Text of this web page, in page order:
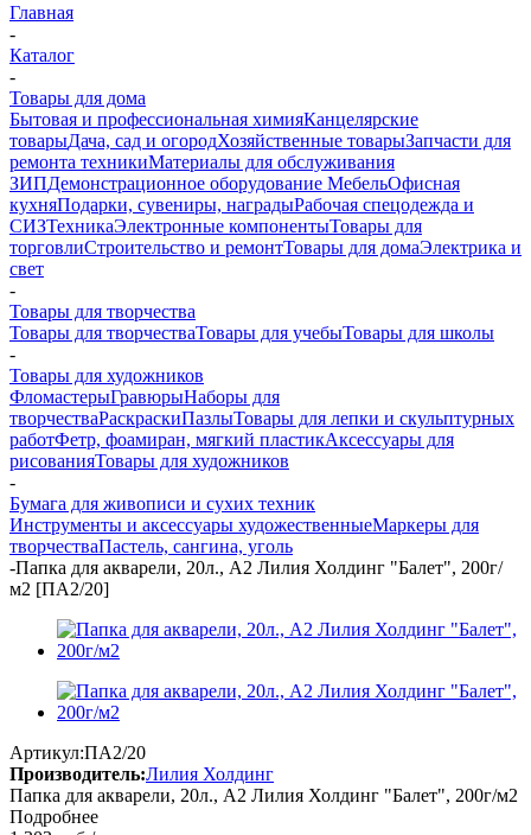
Главная
-
Каталог
-
Товары для дома
Бытовая и профессиональная химияКанцелярские
товарыДача, сад и огородХозяйственные товарыЗапчасти для
ремонта техникиМатериалы для обслуживания
ЗИПДемонстрационное оборудование МебельОфисная
кухняПодарки, сувениры, наградыРабочая спецодежда и
СИЗТехникаЭлектронные компонентыТовары для
торговлиСтроительство и ремонтТовары для домаЭлектрика и
свет
-
Товары для творчества
Товары для творчестваТовары для учебыТовары для школы
-
Товары для художников
ФломастерыГравюрыНаборы для
творчестваРаскраскиПазлыТовары для лепки и скульптурных
работФетр, фоамиран, мягкий пластикАксессуары для
рисованияТовары для художников
-
Бумага для живописи и сухих техник
Инструменты и аксессуары художественныеМаркеры для
творчестваПастель, сангина, уголь
-Папка для акварели, 20л., А2 Лилия Холдинг "Балет", 200г/
м2 [ПА2/20]
Артикул:ПА2/20
Производитель:Лилия Холдинг
Папка для акварели, 20л., А2 Лилия Холдинг "Балет", 200г/м2
Подробнее